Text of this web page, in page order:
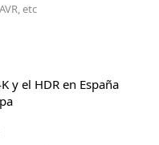
etc
y el HDR en España